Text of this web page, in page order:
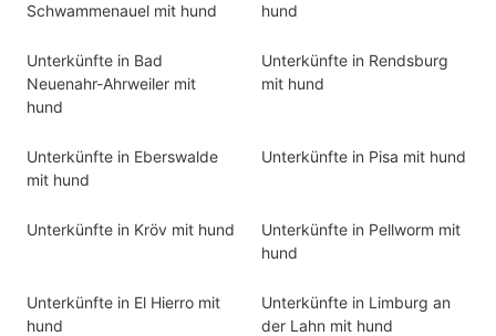
Schwammenauel mit hund
hund
Unterkünfte in Bad
Neuenahr-Ahrweiler mit
hund
Unterkünfte in Rendsburg
mit hund
Unterkünfte in Eberswalde
mit hund
Unterkünfte in Pisa mit hund
Unterkünfte in Kröv mit hund
Unterkünfte in Pellworm mit
hund
Unterkünfte in El Hierro mit
hund
Unterkünfte in Limburg an
der Lahn mit hund